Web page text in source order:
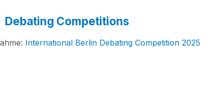
Debating Competitions
Inter­na­tio­nal Ber­lin Deba­ting Com­pe­ti­ti­on 2025